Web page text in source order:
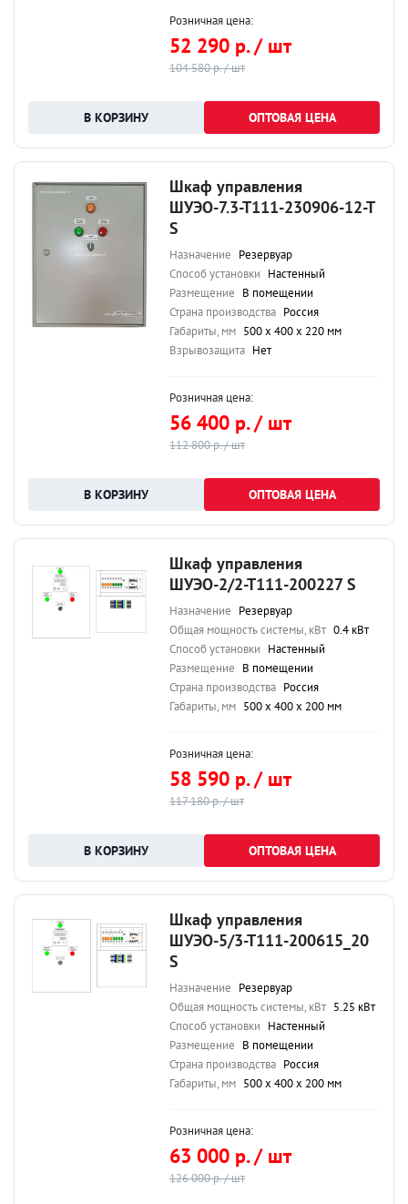
Розничная цена:
52 290 р. / шт
104 580 р. / шт
ОПТОВАЯ ЦЕНА
Шкаф управления
ШУЭО-7.3-Т111-230906-12-Т
S
Назначение Резервуар
Способ установки Настенный
Размещение В помещении
Страна производства Россия
Габариты, мм 500 х 400 х 220 мм
Взрывозащита Нет
Розничная цена:
56 400 р. / шт
112 800 р. / шт
ОПТОВАЯ ЦЕНА
Шкаф управления
ШУЭО-2/2-Т111-200227 S
Назначение Резервуар
Общая мощность системы, кВт 0.4 кВт
Способ установки Настенный
Размещение В помещении
Страна производства Россия
Габариты, мм 500 х 400 х 200 мм
Розничная цена:
58 590 р. / шт
117 180 р. / шт
ОПТОВАЯ ЦЕНА
Шкаф управления
ШУЭО-5/3-Т111-200615_20
S
Назначение Резервуар
Общая мощность системы, кВт 5.25 кВт
Способ установки Настенный
Размещение В помещении
Страна производства Россия
Габариты, мм 500 х 400 х 200 мм
Розничная цена:
63 000 р. / шт
126 000 р. / шт